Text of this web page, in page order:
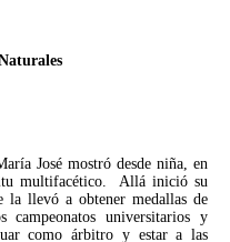
José mostró desde niña, en
multifacético. Allá inició su
la llevó a obtener medallas de
universitarios y
como árbitro y estar a las